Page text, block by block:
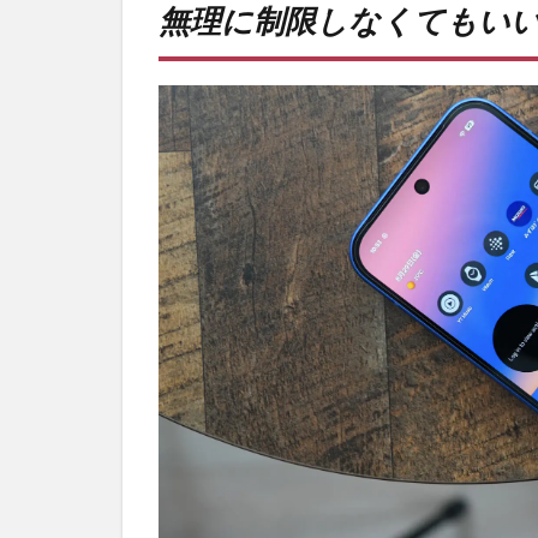
限し
なく
いい
か
も。
2
PR)
購入
は待
ち時
間不
要の
オン
ライ
ンシ
ョッ
無理に制限しなくてもい